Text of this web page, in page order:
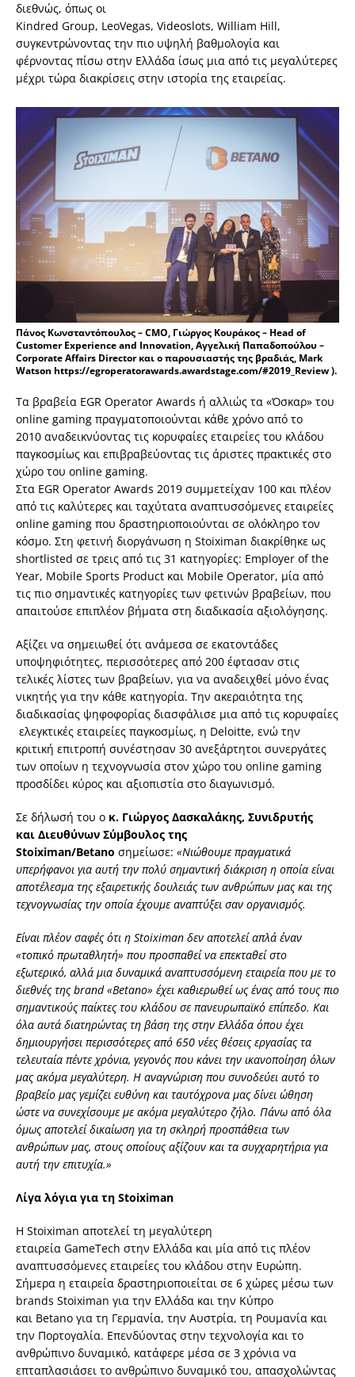
διεθνώς, όπως οι
Kindred Group, LeoVegas, Videoslots, William Hill,
συγκεντρώνοντας την πιο υψηλή βαθμολογία και
φέρνοντας πίσω στην Ελλάδα ίσως μια από τις μεγαλύτερες
μέχρι τώρα διακρίσεις στην ιστορία της εταιρείας.
Πάνος Κωνσταντόπουλος – CMO, Γιώργος Κουράκος – Head of
Customer Experience and Innovation, Αγγελική Παπαδοπούλου –
Corporate Affairs Director και ο παρουσιαστής της βραδιάς, Mark
Watson https://egroperatorawards.awardstage.com/#2019_Review ).
Τα βραβεία EGR Operator Awards ή αλλιώς τα «Όσκαρ» του
online gaming πραγματοποιούνται κάθε χρόνο από το
2010 αναδεικνύοντας τις κορυφαίες εταιρείες του κλάδου
παγκοσμίως και επιβραβεύοντας τις άριστες πρακτικές στο
χώρο του online gaming.
Στα EGR Operator Awards 2019 συμμετείχαν 100 και πλέον
από τις καλύτερες και ταχύτατα αναπτυσσόμενες εταιρείες
online gaming που δραστηριοποιούνται σε ολόκληρο τον
κόσμο. Στη φετινή διοργάνωση η Stoiximan διακρίθηκε ως
shortlisted σε τρεις από τις 31 κατηγορίες: Employer of the
Year, Mobile Sports Product και Mobile Operator, μία από
τις πιο σημαντικές κατηγορίες των φετινών βραβείων, που
απαιτούσε επιπλέον βήματα στη διαδικασία αξιολόγησης.
Αξίζει να σημειωθεί ότι ανάμεσα σε εκατοντάδες
υποψηφιότητες, περισσότερες από 200 έφτασαν στις
τελικές λίστες των βραβείων, για να αναδειχθεί μόνο ένας
νικητής για την κάθε κατηγορία. Την ακεραιότητα της
διαδικασίας ψηφοφορίας διασφάλισε μια από τις κορυφαίες
ελεγκτικές εταιρείες παγκοσμίως, η Deloitte, ενώ την
κριτική επιτροπή συνέστησαν 30 ανεξάρτητοι συνεργάτες
των οποίων η τεχνογνωσία στον χώρο του online gaming
προσδίδει κύρος και αξιοπιστία στο διαγωνισμό.
Σε δήλωσή του ο κ. Γιώργος Δασκαλάκης, Συνιδρυτής
και Διευθύνων Σύμβουλος της
Stoiximan/Betano σημείωσε: «Νιώθουμε πραγματικά
υπερήφανοι για αυτή την πολύ σημαντική διάκριση η οποία είναι
αποτέλεσμα της εξαιρετικής δουλειάς των ανθρώπων μας και της
τεχνογνωσίας την οποία έχουμε αναπτύξει σαν οργανισμός.
Είναι πλέον σαφές ότι η Stoiximan δεν αποτελεί απλά έναν
«τοπικό πρωταθλητή» που προσπαθεί να επεκταθεί στο
εξωτερικό, αλλά μια δυναμικά αναπτυσσόμενη εταιρεία που με το
διεθνές της brand «Betano» έχει καθιερωθεί ως ένας από τους πιο
σημαντικούς παίκτες του κλάδου σε πανευρωπαϊκό επίπεδο. Και
όλα αυτά διατηρώντας τη βάση της στην Ελλάδα όπου έχει
δημιουργήσει περισσότερες από 650 νέες θέσεις εργασίας τα
τελευταία πέντε χρόνια, γεγονός που κάνει την ικανοποίηση όλων
μας ακόμα μεγαλύτερη. Η αναγνώριση που συνοδεύει αυτό το
βραβείο μας γεμίζει ευθύνη και ταυτόχρονα μας δίνει ώθηση
ώστε να συνεχίσουμε με ακόμα μεγαλύτερο ζήλο. Πάνω από όλα
όμως αποτελεί δικαίωση για τη σκληρή προσπάθεια των
ανθρώπων μας, στους οποίους αξίζουν και τα συγχαρητήρια για
αυτή την επιτυχία.»
Λίγα λόγια για τη Stoiximan
Η Stoiximan αποτελεί τη μεγαλύτερη
εταιρεία GameTech στην Ελλάδα και μία από τις πλέον
αναπτυσσόμενες εταιρείες του κλάδου στην Ευρώπη.
Σήμερα η εταιρεία δραστηριοποιείται σε 6 χώρες μέσω των
brands Stoiximan για την Ελλάδα και την Κύπρο
και Betano για τη Γερμανία, την Αυστρία, τη Ρουμανία και
την Πορτογαλία. Επενδύοντας στην τεχνολογία και το
ανθρώπινο δυναμικό, κατάφερε μέσα σε 3 χρόνια να
επταπλασιάσει το ανθρώπινο δυναμικό του, απασχολώντας